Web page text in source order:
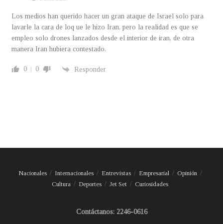
Los medios han querido hacer un gran ataque de Israel solo para
lavarle la cara de loq ue le hizo Iran, pero la realidad es que se
empleo solo drones lanzados desde el interior de iran, de otra
manera Iran hubiera contestado.
0 0 Responder
Nacionales Internacionales Entrevistas Empresarial
Opinión
Cultura
Deportes Jet Set Curiosidades
Contáctanos: 2246-0616